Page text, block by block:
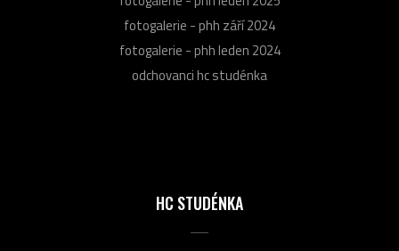
HC STUDÉNKA
fotogalerie - phh září 2024
fotogalerie - phh leden 2024
odchovanci hc studénka